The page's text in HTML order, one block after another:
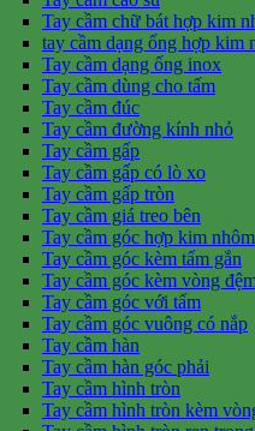
Tay cầm chữ bát hợp kim
tay cầm dạng ống hợp kim
Tay cầm dạng ống inox
Tay cầm dùng cho tấm
Tay cầm đúc
Tay cầm đường kính nhỏ
Tay cầm gấp
Tay cầm gấp có lò xo
Tay cầm gấp tròn
Tay cầm giá treo bên
Tay cầm góc hợp kim nhôm
Tay cầm góc kèm tấm gắn
Tay cầm góc kèm vòng
Tay cầm góc với tấm
Tay cầm góc vuông có nắp
Tay cầm hàn
Tay cầm hàn góc phải
Tay cầm hình tròn
Tay cầm hình tròn kèm